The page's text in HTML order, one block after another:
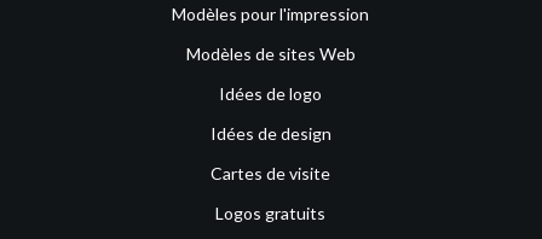
Modèles pour l'impression
Modèles de sites Web
Idées de logo
Idées de design
Cartes de visite
Logos gratuits